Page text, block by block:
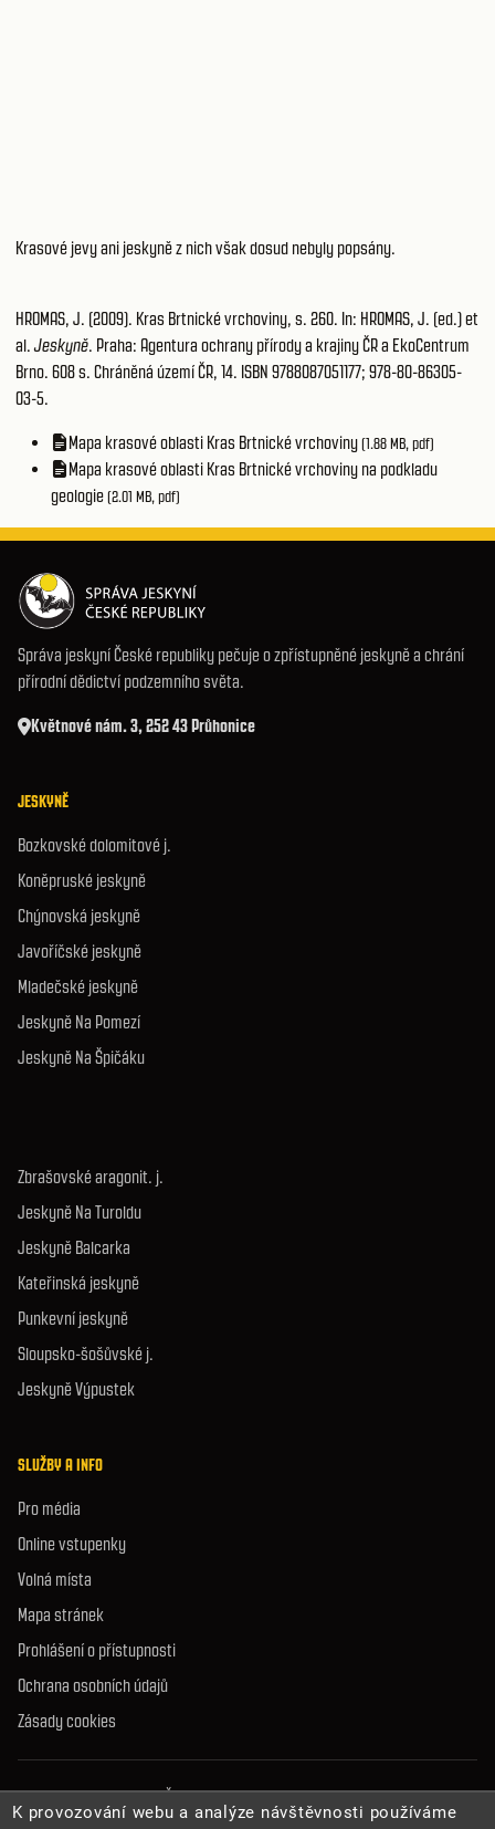
Krasové jevy ani jeskyně z nich však dosud nebyly popsány.
HROMAS, J. (2009). Kras Brtnické vrchoviny, s. 260. In: HROMAS, J. (ed.) et
al.Jeskyně. Praha: Agentura ochrany přírody a krajiny ČR a EkoCentrum
Brno. 608 s. Chráněná území ČR, 14. ISBN 9788087051177; 978-80-86305-
03-5.
Mapa krasové oblasti Kras Brtnické vrchoviny(1.88 MB, pdf)
Mapa krasové oblasti Kras Brtnické vrchoviny na podkladu
geologie(2.01 MB, pdf)
Správa jeskyní České republiky pečuje o zpřístupněné jeskyně a chrání
přírodní dědictví podzemního světa.
Květnové nám. 3, 252 43 Průhonice
JESKYNĚ
Bozkovské dolomitové j.
Koněpruské jeskyně
Chýnovská jeskyně
Javoříčské jeskyně
Mladečské jeskyně
Jeskyně Na Pomezí
Jeskyně Na Špičáku
Zbrašovské aragonit. j.
Jeskyně Na Turoldu
Jeskyně Balcarka
Kateřinská jeskyně
Punkevní jeskyně
Sloupsko-šošůvské j.
Jeskyně Výpustek
SLUŽBY A INFO
Pro média
Online vstupenky
Volná místa
Mapa stránek
Prohlášení o přístupnosti
Ochrana osobních údajů
Zásady cookies
© 2026 Správa jeskyní České republiky. Všechna práva vyhrazena.
K provozování webu a analýze návštěvnosti používáme